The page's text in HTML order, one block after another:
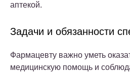
аптекой.
Задачи и обязанности
Фармацевту важно уметь
медицинскую помощь и